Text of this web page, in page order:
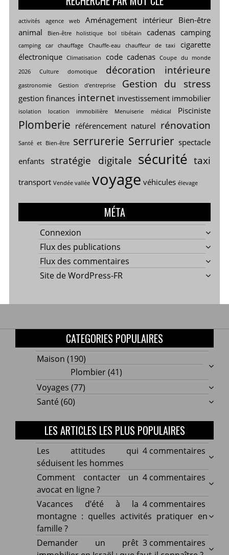
activités agence web Aménagement intérieur Bien-être
animal
Bien-être holistique bol tibétain cadenas camping
camping car chauffage Chauffe-eau chauffeur de taxi
cigarette
électronique Climatisation code cadenas Coupe du monde
2026
Culture domotique décoration intérieure
gastronomie Gestion d'entreprise Gestion du stress
gestion finances internet investissement immobilier
isolation location immobilière Menuiserie médical Pisciniste
Plomberie référencement naturel rénovation
Santé et Bien-être serrurerie Serrurier spectacle
enfants
stratégie digitale sécurité taxi
transport Vendée vallée voyage véhicules élevage
MÉTA
Connexion
Flux des publications
Flux des commentaires
Site de WordPress-FR
CATEGORIES POPULAIRES
Maison (190)
Plombier(41)
Voyages (77)
Santé (60)
LES ARTICLES LES PLUS POPULAIRES
4 commentaires
Les
qui
Les attitudes qui
séduisent les hommes
4 commentaires
un
en
ligne
Comment contacter un
avocat en ligne ?
4 commentaires
la
Vacances d’été à la
montagne : quelles activités pratiquer en
famille ?
3 commentaires
Demander un prêt